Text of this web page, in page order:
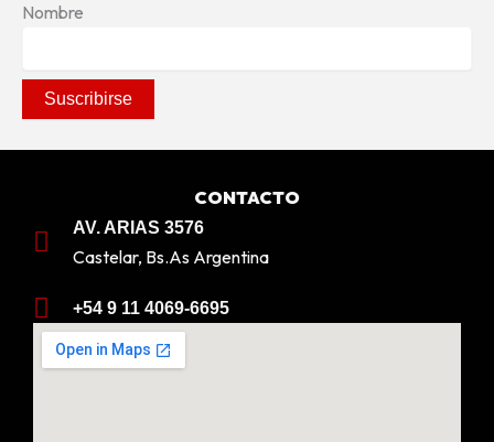
Nombre
CONTACTO
AV. ARIAS 3576
Castelar, Bs.As Argentina
+54 9 11 4069-6695